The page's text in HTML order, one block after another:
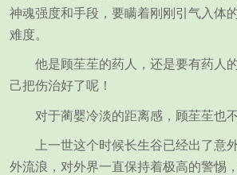
神魂强度和手段，要瞒着刚刚引气入体
难度。
他是顾苼苼的药人，还是要有药人
己把伤治好了呢！
对于蔺婴冷淡的距离感，顾苼苼也
上一世这个时候长生谷已经出了意
外流浪，对外界一直保持着极高的警惕